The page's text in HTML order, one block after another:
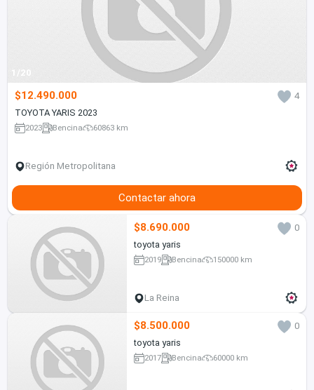
1/20
$12.490.000
4
TOYOTA YARIS 2023
2023 Bencina 60863 km
Región Metropolitana
Contactar ahora
$8.690.000
0
toyota yaris
2019 Bencina 150000 km
La Reina
$8.500.000
0
toyota yaris
2017 Bencina 60000 km